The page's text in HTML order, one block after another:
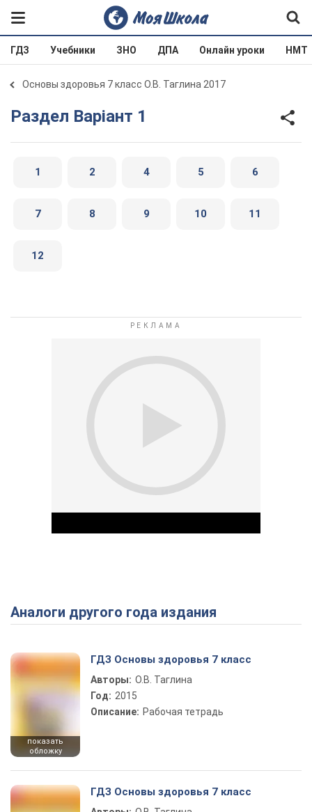
ГДЗ Учебники ЗНО ДПА Онлайн уроки НМТ
Основы здоровья 7 класс О.В. Таглина 2017
Раздел Варіант 1
1 2 4 5 6
7 8 9 10 11
12
Play Video
Аналоги другого года издания
показать
обложку
ГДЗ Основы здоровья 7 класс
Авторы: О.В. Таглина
Год: 2015
Описание: Рабочая тетрадь
ГДЗ Основы здоровья 7 класс